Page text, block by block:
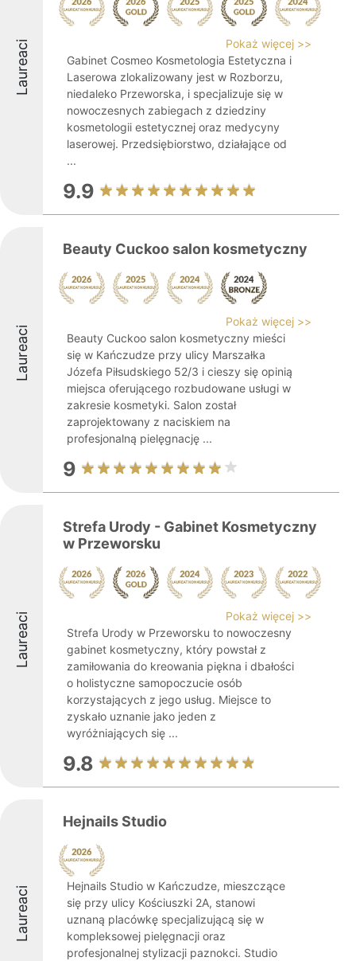
Laureaci
Pokaż więcej >>
Gabinet Cosmeo Kosmetologia Estetyczna i
Laserowa zlokalizowany jest w Rozborzu,
niedaleko Przeworska, i specjalizuje się w
nowoczesnych zabiegach z dziedziny
kosmetologii estetycznej oraz medycyny
laserowej. Przedsiębiorstwo, działające od
...
9.9
Laureaci
Beauty Cuckoo salon kosmetyczny
Pokaż więcej >>
Beauty Cuckoo salon kosmetyczny mieści
się w Kańczudze przy ulicy Marszałka
Józefa Piłsudskiego 52/3 i cieszy się opinią
miejsca oferującego rozbudowane usługi w
zakresie kosmetyki. Salon został
zaprojektowany z naciskiem na
profesjonalną pielęgnację ...
9
Laureaci
Strefa Urody - Gabinet Kosmetyczny
w Przeworsku
Pokaż więcej >>
Strefa Urody w Przeworsku to nowoczesny
gabinet kosmetyczny, który powstał z
zamiłowania do kreowania piękna i dbałości
o holistyczne samopoczucie osób
korzystających z jego usług. Miejsce to
zyskało uznanie jako jeden z
wyróżniających się ...
9.8
Laureaci
Hejnails Studio
Hejnails Studio w Kańczudze, mieszczące
się przy ulicy Kościuszki 2A, stanowi
uznaną placówkę specjalizującą się w
kompleksowej pielęgnacji oraz
profesjonalnej stylizacji paznokci. Studio